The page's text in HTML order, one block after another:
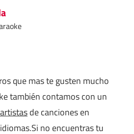
que mas te gusten mucho
también contamos con un
de canciones en
no encuentras tu